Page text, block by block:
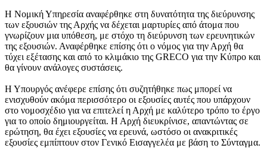
Η Νομική Υπηρεσία αναφέρθηκε στη δυνατότητα της διεύρυνσης
των εξουσιών της Αρχής να δέχεται μαρτυρίες από άτομα που
γνωρίζουν μια υπόθεση, με στόχο τη διεύρυνση των ερευνητικών
της εξουσιών. Αναφέρθηκε επίσης ότι ο νόμος για την Αρχή θα
τύχει εξέτασης και από το κλιμάκιο της GRECO για την Κύπρο και
θα γίνουν ανάλογες συστάσεις.
Η Υπουργός ανέφερε επίσης ότι συζητήθηκε πως μπορεί να
ενισχυθούν ακόμα περισσότερο οι εξουσίες αυτές που υπάρχουν
στο νομοσχέδιο για να επιτελεί η Αρχή με καλύτερο τρόπο το έργο
για το οποίο δημιουργείται. Η Αρχή διευκρίνισε, απαντώντας σε
ερώτηση, θα έχει εξουσίες να ερευνά, ωστόσο οι ανακριτικές
εξουσίες εμπίπτουν στον Γενικό Εισαγγελέα με βάση το Σύνταγμα.